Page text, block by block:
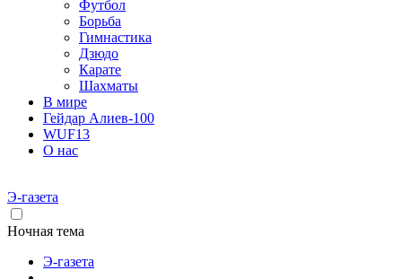
Футбол
Борьба
Гимнастика
Дзюдо
Карате
Шахматы
В мире
Гейдар Алиев-100
WUF13
О нас
Э-газета
Ночная тема
Э-газета